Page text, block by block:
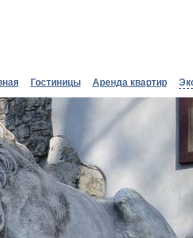
Гостиницы Аренда квартир